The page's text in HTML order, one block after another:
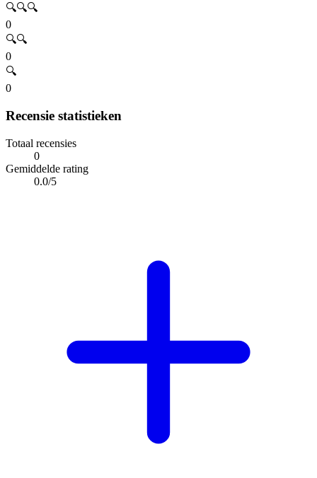
🔍🔍🔍
0
🔍🔍
0
🔍
0
Recensie statistieken
Totaal recensies
0
Gemiddelde rating
0.0/5